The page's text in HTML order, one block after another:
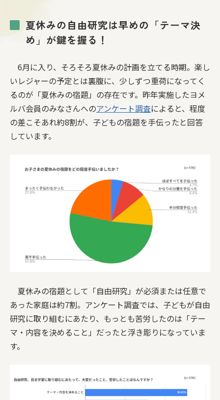
夏休みの自由研究は早めの「テーマ決
め」が鍵を握る！
6月に入り、そろそろ夏休みの計画を立てる時期。楽し
いレジャーの予定とは裏腹に、少しずつ重荷になってく
るのが「夏休みの宿題」の存在です。昨年実施したヨメ
ルバ会員のみなさんへのアンケート調査によると、程度
の差こそあれ約8割が、子どもの宿題を手伝ったと回答
しています。
夏休みの宿題として「自由研究」が必須または任意で
あった家庭は約7割。アンケート調査では、子どもが自由
研究に取り組むにあたり、もっとも苦労したのは「テー
マ・内容を決めること」だったと浮き彫りになっていま
す。